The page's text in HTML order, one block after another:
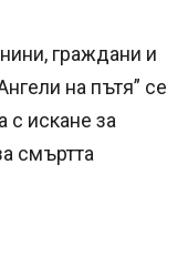
граждани и
на пътя” се
с искане за
смъртта